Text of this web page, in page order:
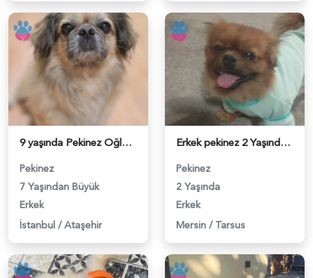
9 yaşında Pekinez Oğlumuza Eş arıyoruz - 118982898
Pekinez
7 Yaşından Büyük
Erkek
İstanbul / Ataşehir
Erkek pekinez 2 Yaşında Eş Arıyoruz - 118982186
Pekinez
2 Yaşında
Erkek
Mersin / Tarsus